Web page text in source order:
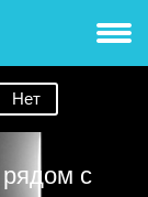
Нет
с